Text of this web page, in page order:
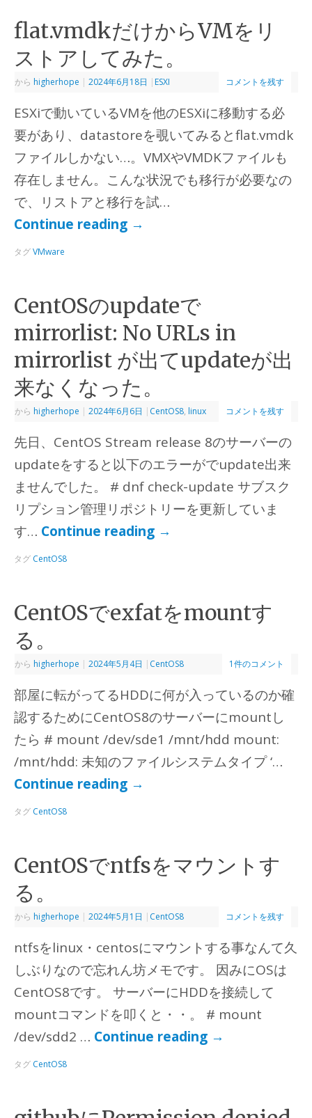
flat.vmdkだけからVMをリ
ストアしてみた。
から higherhope | 2024年6月18日 | ESXI コメントを残す
ESXiで動いているVMを他のESXiに移動する必
要があり、datastoreを覗いてみるとflat.vmdk
ファイルしかない…。VMXやVMDKファイルも
存在しません。こんな状況でも移行が必要なの
で、リストアと移行を試…
Continue reading →
タグVMware
CentOSのupdateで
mirrorlist: No URLs in
mirrorlist が出てupdateが出
来なくなった。
から higherhope | 2024年6月6日 | CentOS8, linux コメントを残す
先日、CentOS Stream release 8のサーバーの
updateをすると以下のエラーがでupdate出来
ませんでした。 # dnf check-update サブスク
リプション管理リポジトリーを更新していま
す… Continue reading →
タグ CentOS8
CentOSでexfatをmountす
る。
から higherhope | 2024年5月4日 | CentOS8 1件のコメント
部屋に転がってるHDDに何が入っているのか確
認するためにCentOS8のサーバーにmountし
たら # mount /dev/sde1 /mnt/hdd mount:
/mnt/hdd: 未知のファイルシステムタイプ ‘…
Continue reading →
タグ CentOS8
CentOSでntfsをマウントす
る。
から higherhope | 2024年5月1日 | CentOS8 コメントを残す
ntfsをlinux・centosにマウントする事なんて久
しぶりなので忘れん坊メモです。 因みにOSは
CentOS8です。 サーバーにHDDを接続して
mountコマンドを叩くと・・。 # mount
/dev/sdd2 … Continue reading →
タグ CentOS8